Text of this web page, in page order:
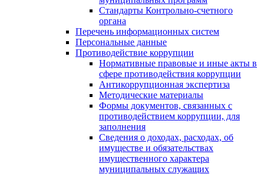
Стандарты Контрольно-счетного
органа
Перечень информационных систем
Персональные данные
Противодействие коррупции
Нормативные правовые и иные акты в
сфере противодействия коррупции
Антикоррупционная экспертиза
Методические материалы
Формы документов, связанных с
противодействием коррупции, для
заполнения
Сведения о доходах, расходах, об
имуществе и обязательствах
имущественного характера
муниципальных служащих